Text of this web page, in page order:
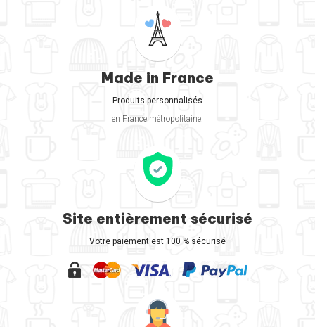
Made in France
Produits personnalisés
en France métropolitaine.
Site entièrement sécurisé
Votre paiement est 100 % sécurisé